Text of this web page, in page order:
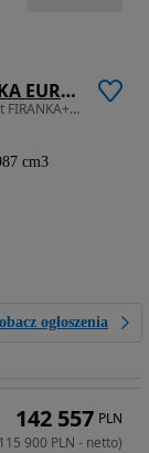
Mercedes-Benz SPRINTER 519 FIRANKA EURO 6
2987 cm3 • 190 KM • *WIDEO* NR.61 1. Wł. Automat FIRANKA+DRZWI Hak 3500 kg Salon PL
cm3
ogłoszenia
142 557 PLN
115 900 PLN - netto)